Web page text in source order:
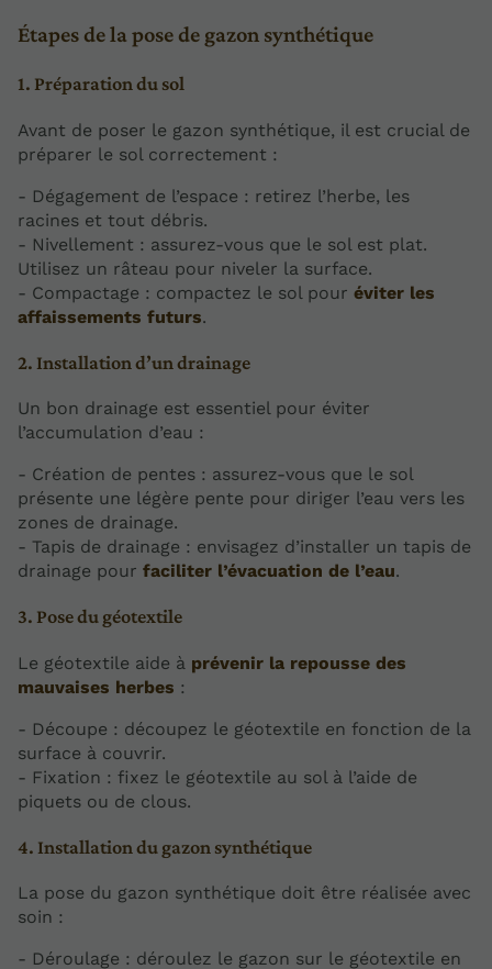
Étapes de la pose de gazon synthétique
1. Préparation du sol
Avant de poser le gazon synthétique, il est crucial de
préparer le sol correctement :
- Dégagement de l’espace : retirez l’herbe, les
racines et tout débris.
- Nivellement : assurez-vous que le sol est plat.
Utilisez un râteau pour niveler la surface.
- Compactage : compactez le sol pour éviter les
affaissements futurs.
2. Installation d’un drainage
Un bon drainage est essentiel pour éviter
l’accumulation d’eau :
- Création de pentes : assurez-vous que le sol
présente une légère pente pour diriger l’eau vers les
zones de drainage.
- Tapis de drainage : envisagez d’installer un tapis de
drainage pour faciliter l’évacuation de l’eau.
3. Pose du géotextile
Le géotextile aide à prévenir la repousse des
mauvaises herbes :
- Découpe : découpez le géotextile en fonction de la
surface à couvrir.
- Fixation : fixez le géotextile au sol à l’aide de
piquets ou de clous.
4. Installation du gazon synthétique
La pose du gazon synthétique doit être réalisée avec
soin :
- Déroulage : déroulez le gazon sur le géotextile en